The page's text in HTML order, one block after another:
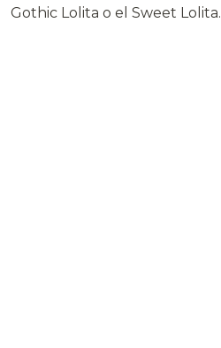
Gothic Lolita o el Sweet Lolita.